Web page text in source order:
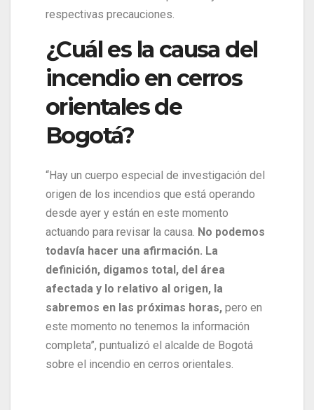
respectivas precauciones.
¿Cuál es la causa del
incendio en cerros
orientales de
Bogotá?
“Hay un cuerpo especial de investigación del
origen de los incendios que está operando
desde ayer y están en este momento
actuando para revisar la causa. No podemos
todavía hacer una afirmación. La
definición, digamos total, del área
afectada y lo relativo al origen, la
sabremos en las próximas horas, pero en
este momento no tenemos la información
completa”, puntualizó el alcalde de Bogotá
sobre el incendio en cerros orientales.